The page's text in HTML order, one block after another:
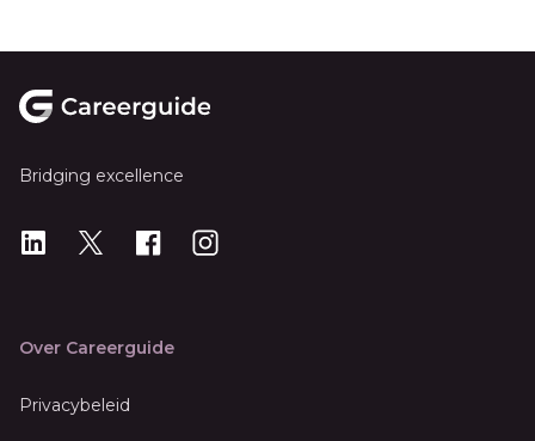
Bridging excellence
LinkedIn
X Instagram
Over Careerguide
Privacybeleid